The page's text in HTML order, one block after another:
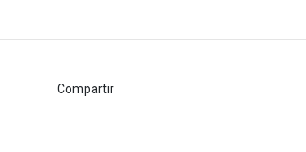
Compartir